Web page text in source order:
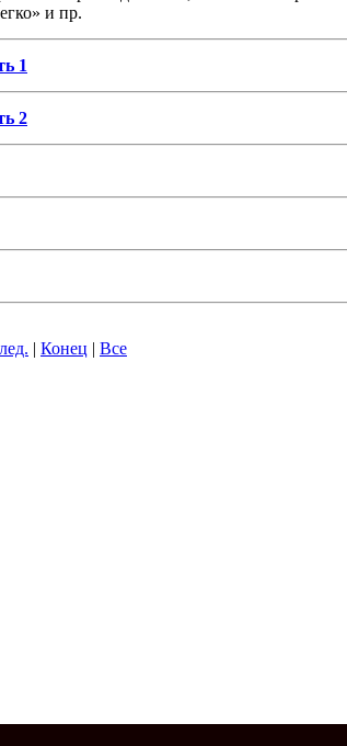
и пр.
1
2
| Конец | Все